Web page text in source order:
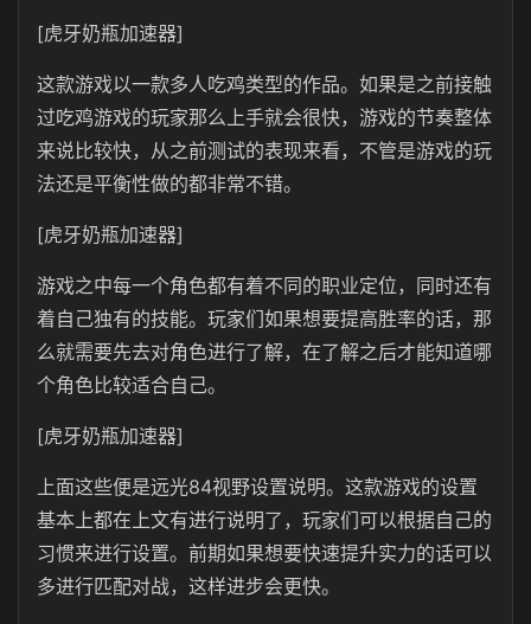
[虎牙奶瓶加速器]
这款游戏以一款多人吃鸡类型的作品。如果是之前接触
过吃鸡游戏的玩家那么上手就会很快，游戏的节奏整体
来说比较快，从之前测试的表现来看，不管是游戏的玩
法还是平衡性做的都非常不错。
[虎牙奶瓶加速器]
游戏之中每一个角色都有着不同的职业定位，同时还有
着自己独有的技能。玩家们如果想要提高胜率的话，那
么就需要先去对角色进行了解，在了解之后才能知道哪
个角色比较适合自己。
[虎牙奶瓶加速器]
上面这些便是远光84视野设置说明。这款游戏的设置
基本上都在上文有进行说明了，玩家们可以根据自己的
习惯来进行设置。前期如果想要快速提升实力的话可以
多进行匹配对战，这样进步会更快。